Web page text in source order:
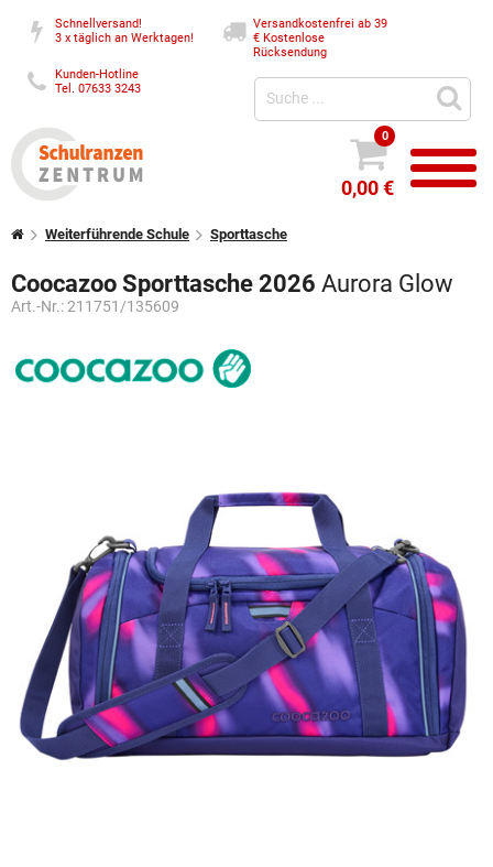
Schnellversand!
3 x täglich an Werktagen!
Versandkostenfrei ab 39
€Kostenlose
Rücksendung
Kunden-Hotline
Tel. 07633 3243
0
0,00 €
Weiterführende Schule Sporttasche
Coocazoo Sporttasche 2026 Aurora Glow
Art.-Nr.:211751/135609